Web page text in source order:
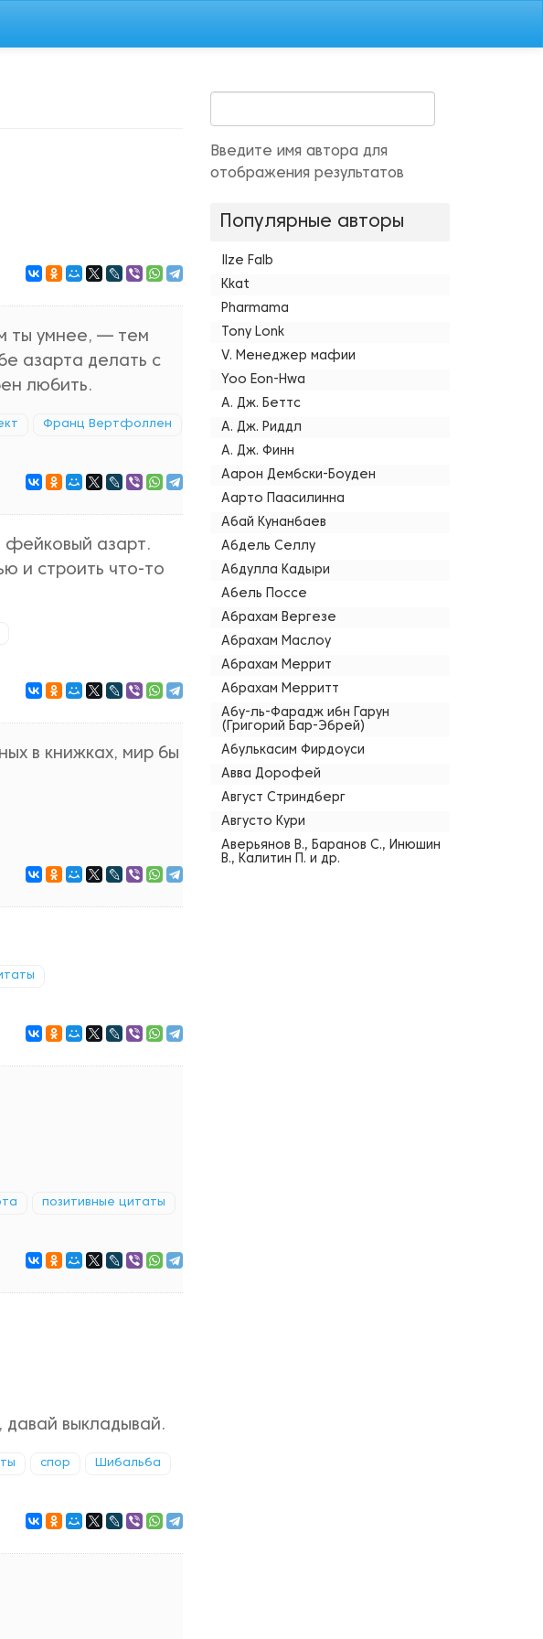
ты умнее, — тем
азарта делать с
любить.
Франц Вертфоллен
фейковый азарт.
и строить что-то
в книжках, мир бы
позитивные цитаты
выкладывай.
спор Шибальба
Введите имя автора для
отображения результатов
Популярные авторы
Ilze Falb
Kkat
Pharmama
Tony Lonk
V. Менеджер мафии
Yoo Eon-Hwa
А. Дж. Беттс
А. Дж. Риддл
А. Дж. Финн
Аарон Дембски-Боуден
Аарто Паасилинна
Абай Кунанбаев
Абдель Селлу
Абдулла Кадыри
Абель Поссе
Абрахам Вергезе
Абрахам Маслоу
Абрахам Меррит
Абрахам Мерритт
Абу-ль-Фарадж ибн Гарун
(Григорий Бар-Эбрей)
Абулькасим Фирдоуси
Авва Дорофей
Август Стриндберг
Августо Кури
Аверьянов В., Баранов С., Инюшин
В., Калитин П. и др.